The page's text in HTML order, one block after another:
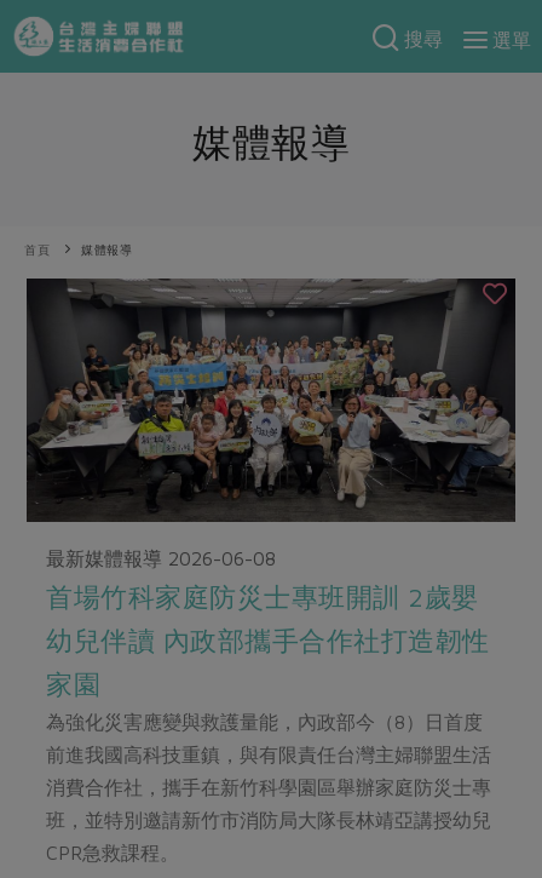
搜尋
選單
產品分類
奶蛋豆・五穀
乳製品
豆製品 米麵雜糧
肉品・水產
畜產肉類 水產
水畜加工品
休閒零嘴 沖泡飲品
保健食品
居家好物
米食
常備菜
蔬食
蛋料理
料理方式
烘焙．點心
醬料
湯品．鍋物
漬物
涼拌沙拉
飲品
把最好的台灣味帶回家！
防災用品預購圓滿結束
2026年端午節預購圓滿結束
更多預購活動
當季產品
合作25-經典快閃最後一週
合作25-精選產品第四彈
合作25-精選產品第三彈
更多當季產品
議題活動
主婦聯盟X樂齡網特約優惠案
主婦食堂 一籃菜真心話
社內大小事 合作聯合國
產品故事 生活提案
樂齡生活
廚房瑜伽
減硝酸鹽
非基改運動 支持本土農糧
廢核運動 能源議題
減添加物 減塑減廢
公益金
關於合作社
認識合作社
關於我們
員工與求才
產品檢驗
自主把關
檢驗報告
硝酸鹽檢驗
社員權益
重要公告
媒體報導
首頁 媒體報導
最新媒體報導 2026-06-08
首場竹科家庭防災士專班開訓 2歲嬰
幼兒伴讀 內政部攜手合作社打造韌性
家園
為強化災害應變與救護量能，內政部今（8）日首度
前進我國高科技重鎮，與有限責任台灣主婦聯盟生活
消費合作社，攜手在新竹科學園區舉辦家庭防災士專
班，並特別邀請新竹市消防局大隊長林靖亞講授幼兒
CPR急救課程。